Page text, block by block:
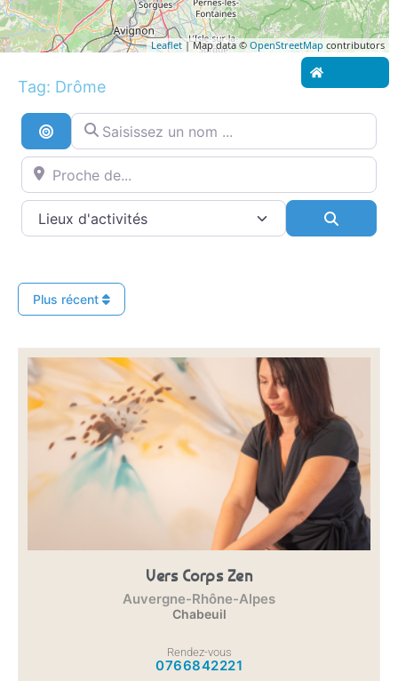
Leaflet| Map data © OpenStreetMap contributors
Tag: Drôme
Recherche par distance
Saisissez un nom ...
Proche de...
Plus récent
Vers Corps Zen
Auvergne-Rhône-Alpes
Chabeuil
Rendez-vous
0766842221